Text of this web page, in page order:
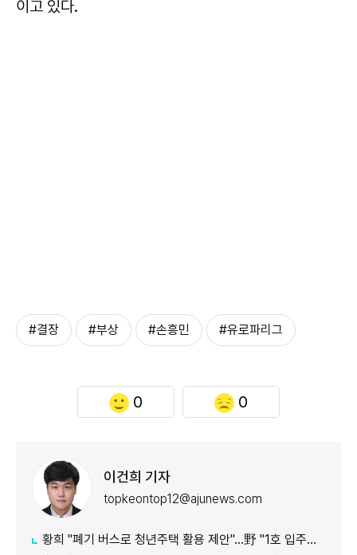
이고 있다.
#결장 #부상 #손흥민 #유로파리그
0 0
이건희 기자
topkeontop12@ajunews.com
황희 "폐기 버스로 청년주택 활용 제안"…野 "1호 입주하라"